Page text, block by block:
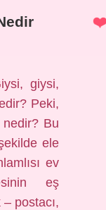
giysi,
Peki,
nedir? Bu
ele
ev
eş
postacı,